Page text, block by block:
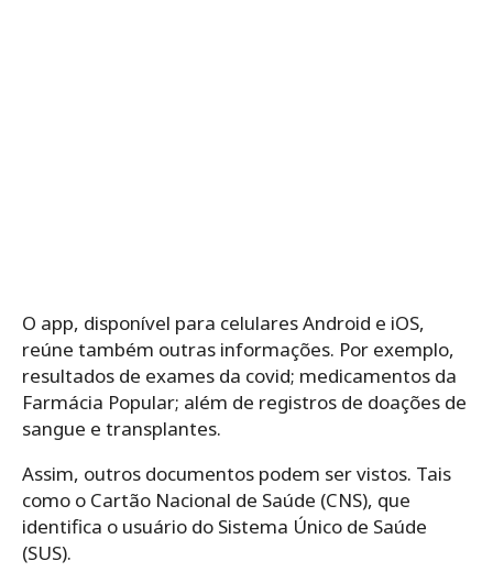
O app, disponível para celulares Android e iOS,
reúne também outras informações. Por exemplo,
resultados de exames da covid; medicamentos da
Farmácia Popular; além de registros de doações de
sangue e transplantes.
Assim, outros documentos podem ser vistos. Tais
como o Cartão Nacional de Saúde (CNS), que
identifica o usuário do Sistema Único de Saúde
(SUS).